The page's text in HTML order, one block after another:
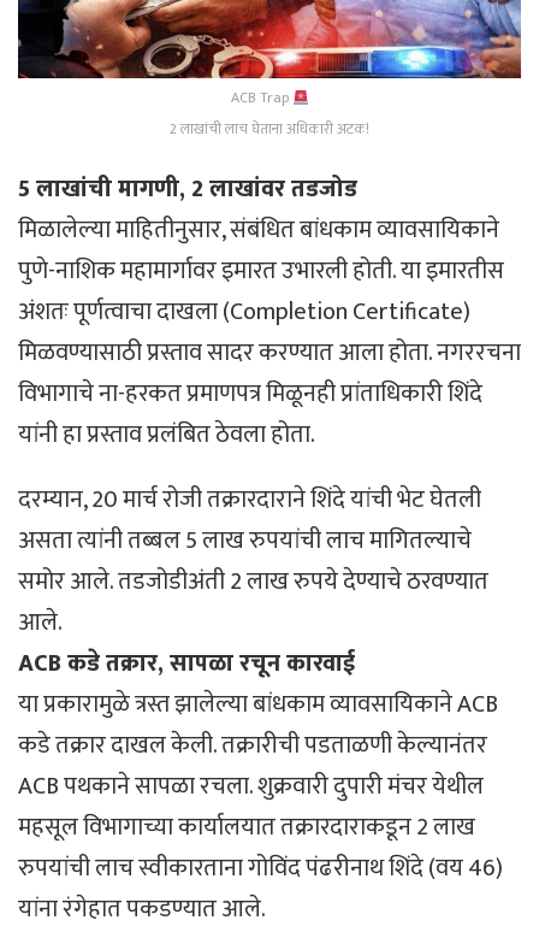
ACB Trap
2 लाखांची लाच घेताना अधिकारी अटक!
5 लाखांची मागणी, 2 लाखांवर तडजोड
मिळालेल्या माहितीनुसार, संबंधित बांधकाम व्यावसायिकाने
पुणे-नाशिक महामार्गावर इमारत उभारली होती. या इमारतीस
अंशतः पूर्णत्वाचा दाखला (Completion Certificate)
मिळवण्यासाठी प्रस्ताव सादर करण्यात आला होता. नगररचना
विभागाचे ना-हरकत प्रमाणपत्र मिळूनही प्रांताधिकारी शिंदे
यांनी हा प्रस्ताव प्रलंबित ठेवला होता.
दरम्यान, 20 मार्च रोजी तक्रारदाराने शिंदे यांची भेट घेतली
असता त्यांनी तब्बल 5 लाख रुपयांची लाच मागितल्याचे
समोर आले. तडजोडीअंती 2 लाख रुपये देण्याचे ठरवण्यात
आले.
ACB कडे तक्रार, सापळा रचून कारवाई
या प्रकारामुळे त्रस्त झालेल्या बांधकाम व्यावसायिकाने ACB
कडे तक्रार दाखल केली. तक्रारीची पडताळणी केल्यानंतर
ACB पथकाने सापळा रचला. शुक्रवारी दुपारी मंचर येथील
महसूल विभागाच्या कार्यालयात तक्रारदाराकडून 2 लाख
रुपयांची लाच स्वीकारताना गोविंद पंढरीनाथ शिंदे (वय 46)
यांना रंगेहात पकडण्यात आले.